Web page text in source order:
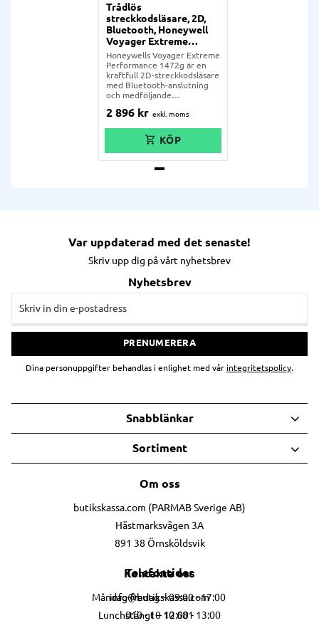
Trådlös
streckkodsläsare, 2D,
Bluetooth, Honeywell
Voyager Extreme
Performance 1472g
Honeywells Voyager Extreme
Performance 1472g är en
kraftfull 2D-streckkodsläsare
med Bluetooth-anslutning
och medföljande
alla vanliga 1D- och 2D-koder
DotCodes från smartphones
och skärmar. Snabb, pålitlig
och bra räckvidd. IP52-
2 896 kr
Var uppdaterad med det senaste!
Skriv upp dig på vårt nyhetsbrev
Nyhetsbrev
PRENUMERERA
Dina personuppgifter behandlas i enlighet med vår integritetspolicy.
Om oss
butikskassa.com (PARMAB Sverige AB)
Hästmarksvägen 3A
891 38 Örnsköldsvik
Kontakta oss
info@butikskassa.com
010 - 10 10 681
Telefontider
Måndag-fredag – 09:00 - 17:00
Lunchstängt – 12:00 - 13:00
Snabblänkar
Sortiment